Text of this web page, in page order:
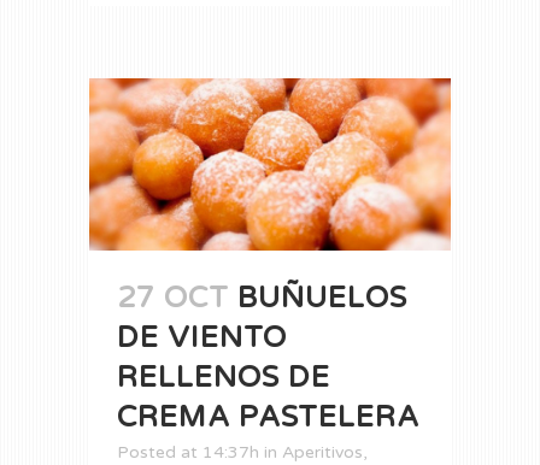
27 OCT BUÑUELOS
DE VIENTO
RELLENOS DE
CREMA PASTELERA
Posted at 14:37h in Aperitivos,